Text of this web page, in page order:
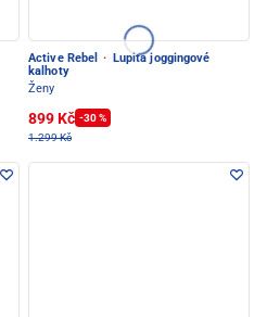
Active Rebel ·
Lupita joggingové
kalhoty
Ženy
899 Kč -30 %
1.299 Kč